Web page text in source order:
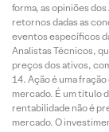
forma, as opiniões
retornos dadas as
eventos específicos
Analistas Técnicos,
preços dos ativos,
Ação é uma
mercado. É um título
rentabilidade não é
mercado. O